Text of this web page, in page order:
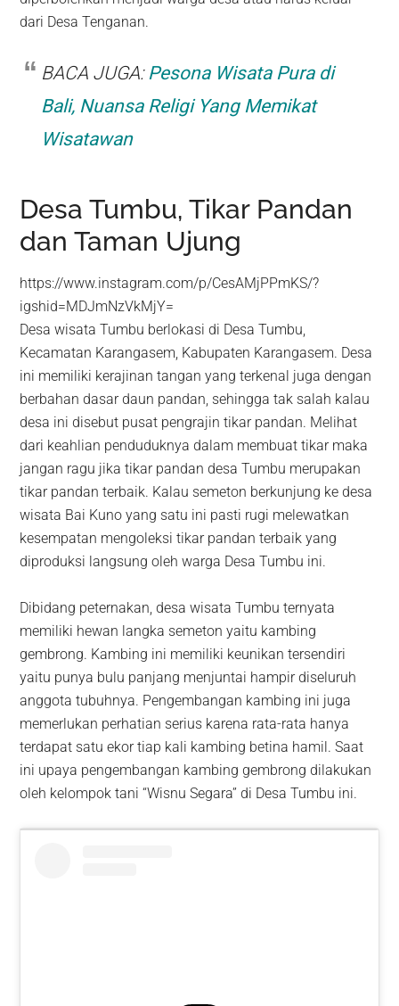
dari Desa Tenganan.
BACA JUGA:Pesona Wisata Pura di
Bali, Nuansa Religi Yang Memikat
Wisatawan
Desa Tumbu, Tikar Pandan
dan Taman Ujung
https://www.instagram.com/p/CesAMjPPmKS/?
igshid=MDJmNzVkMjY=
Desa wisata Tumbu berlokasi di Desa Tumbu,
Kecamatan Karangasem, Kabupaten Karangasem. Desa
ini memiliki kerajinan tangan yang terkenal juga dengan
berbahan dasar daun pandan, sehingga tak salah kalau
desa ini disebut pusat pengrajin tikar pandan. Melihat
dari keahlian penduduknya dalam membuat tikar maka
jangan ragu jika tikar pandan desa Tumbu merupakan
tikar pandan terbaik. Kalau semeton berkunjung ke desa
wisata Bai Kuno yang satu ini pasti rugi melewatkan
kesempatan mengoleksi tikar pandan terbaik yang
diproduksi langsung oleh warga Desa Tumbu ini.
Dibidang peternakan, desa wisata Tumbu ternyata
memiliki hewan langka semeton yaitu kambing
gembrong. Kambing ini memiliki keunikan tersendiri
yaitu punya bulu panjang menjuntai hampir diseluruh
anggota tubuhnya. Pengembangan kambing ini juga
memerlukan perhatian serius karena rata-rata hanya
terdapat satu ekor tiap kali kambing betina hamil. Saat
ini upaya pengembangan kambing gembrong dilakukan
oleh kelompok tani “Wisnu Segara” di Desa Tumbu ini.